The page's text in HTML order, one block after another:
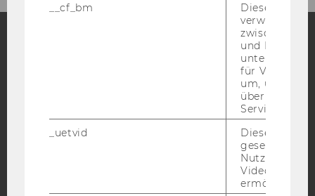
Blog
YouTube NewsletterBluesky
__cf_bm
Dieses
verwendet,
zwischen
und Bots zu
für Vimeo
um, um
über die
Service zu
_uetvid
Dieses
gesetzt, um
Nutzung des
Videoplayers
ermöglichen